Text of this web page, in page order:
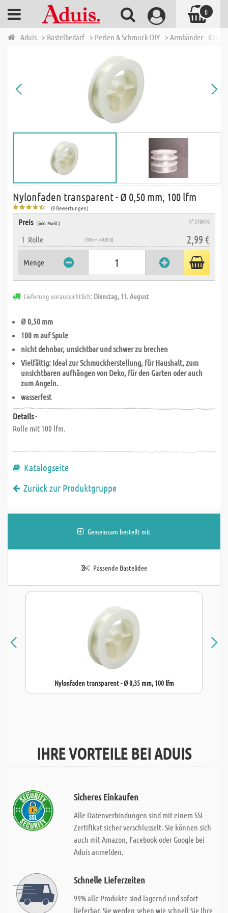
Aduis > Bastelbedarf > Perlen & Schmuck DIY > Armbänder -
Nylonfaden transparent - Ø 0,50 mm, 100 lfm
(9 Bewertungen)
Preis (inkl. MwSt.) N° 310610
1 Rolle (100cm = 0,03 €) 2,99 €
Menge
Lieferung voraussichtlich: Dienstag, 11. August
Ø 0,50 mm
100 m auf Spule
nicht dehnbar, unsichtbar und schwer zu brechen
Vielfältig: Ideal zur Schmuckherstellung, für Haushalt, zum
unsichtbaren aufhängen von Deko, für den Garten oder auch
zum Angeln.
wasserfest
Details -
Rolle mit 100 lfm.
Katalogseite
Zurück zur Produktgruppe
Gemeinsam bestellt mit
Passende Bastelidee
Nylonfaden transparent - Ø 0,35 mm, 100 lfm
IHRE VORTEILE BEI ADUIS
Sicheres Einkaufen
Alle Datenverbindungen sind mit einem SSL -
Zertifikat sicher verschlusselt. Sie können sich
auch mit Amazon, Facebook oder Google bei
Aduis anmelden.
Schnelle Lieferzeiten
99% alle Produkte sind lagernd und sofort
lieferbar. Sie werden sehen wie schnell Sie Ihre
0